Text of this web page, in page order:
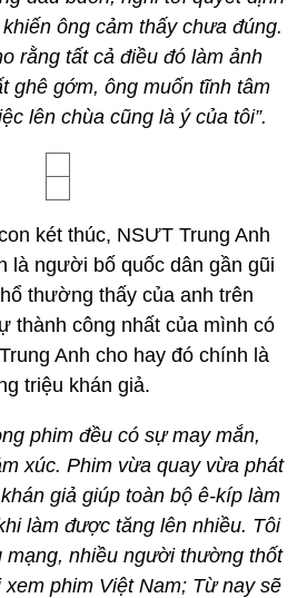
ông cảm thấy chưa đúng.
rằng tất cả điều đó làm ảnh
ghê gớm, ông muốn tĩnh tâm
lên chùa cũng là ý của tôi”.
két thúc, NSƯT Trung Anh
là người bố quốc dân gần gũi
thường thấy của anh trên
thành công nhất của mình có
Anh cho hay đó chính là
triệu khán giả.
phim đều có sự may mắn,
xúc. Phim vừa quay vừa phát
giả giúp toàn bộ ê-kíp làm
làm được tăng lên nhiều. Tôi
mạng, nhiều người thường thốt
phim Việt Nam; Từ nay sẽ